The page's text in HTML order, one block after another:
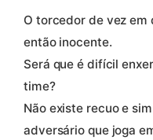
O torcedor de vez em
então inocente.
Será que é difícil
time?
Não existe recuo e
adversário que joga